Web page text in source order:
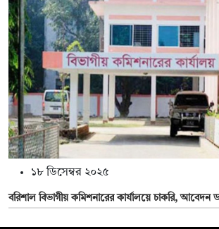
১৮ ডিসেম্বর ২০২৫
বরিশাল বিভাগীয় কমিশনারের কার্যালয়ে চাকরি, আবেদন